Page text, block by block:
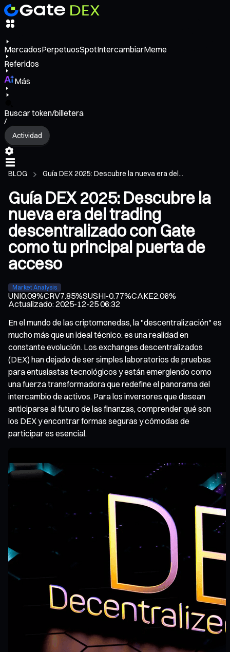
MercadosPerpetuosSpotIntercambiarMeme
Referidos
Más
Buscar token/billetera
/
Actividad
BLOG Guía DEX 2025: Descubre la nueva era del...
Guía DEX 2025: Descubre la
nueva era del trading
descentralizado con Gate
como tu principal puerta de
acceso
Market Analysis
UNI0.09%CRV7.85%SUSHI-0.77%CAKE2.06%
Actualizado:2025-12-25 06:32
En el mundo de las criptomonedas, la "descentralización" es
mucho más que un ideal técnico: es una realidad en
constante evolución. Los exchanges descentralizados
(DEX) han dejado de ser simples laboratorios de pruebas
para entusiastas tecnológicos y están emergiendo como
una fuerza transformadora que redefine el panorama del
intercambio de activos. Para los inversores que desean
anticiparse al futuro de las finanzas, comprender qué son
los DEX y encontrar formas seguras y cómodas de
participar es esencial.